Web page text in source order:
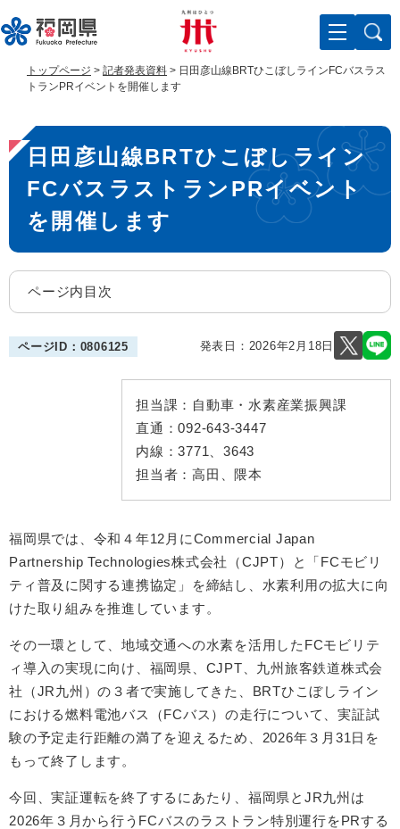
ー
ジ
す
。
ニ
ュ
し
て
トップページ > 記者発表資料 > 日田彦山線BRTひこぼしラインFCバスラス
トランPRイベントを開催します
本
文
日田彦山線BRTひこぼしライン
FCバスラストランPRイベント
を開催します
ページ内目次
ページID：0806125 発表日： 2026年2月18日
担当課： 自動車・水素産業振興課
直通：092-643-3447
内線：3771、3643
担当者： 高田、隈本
福岡県では、令和４年12月にCommercial Japan
Partnership Technologies株式会社（CJPT）と「FCモビリ
ティ普及に関する連携協定」を締結し、水素利用の拡大に向
けた取り組みを推進しています。
その一環として、地域交通への水素を活用したFCモビリテ
ィ導入の実現に向け、福岡県、CJPT、九州旅客鉄道株式会
社（JR九州）の３者で実施してきた、BRTひこぼしライン
における燃料電池バス（FCバス）の走行について、実証試
験の予定走行距離の満了を迎えるため、2026年３月31日を
もって終了します。
今回、実証運転を終了するにあたり、福岡県とJR九州は
2026年３月から行うFCバスのラストラン特別運行をPRする